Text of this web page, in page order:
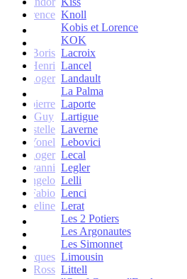
Florence Knoll
Kobis et Lorence
KOK
Jean-Boris Lacroix
Henri Lancel
Roger Landault
La Palma
Jean-pierre Laporte
Guy Lartigue
et Estelle Laverne
Yonel Lebovici
Roger Lecal
Giovanni Legler
Angelo Lelli
Fabio Lenci
Jacqueline Lerat
Les 2 Potiers
Les Argonautes
Les Simonnet
Jacques Limousin
Ross Littell